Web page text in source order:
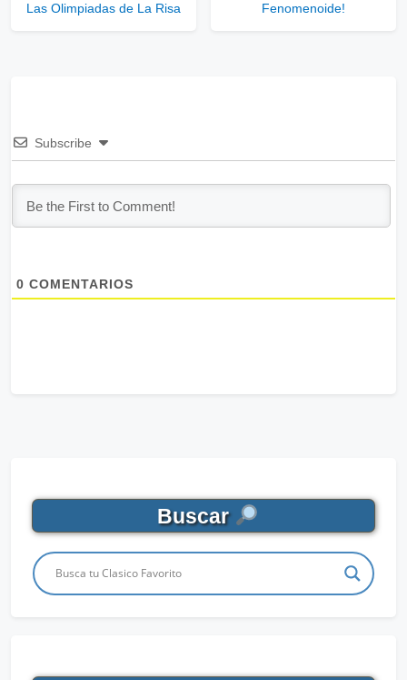
Las Olimpiadas de La Risa Fenomenoide!
Subscribe
0 COMENTARIOS
Buscar